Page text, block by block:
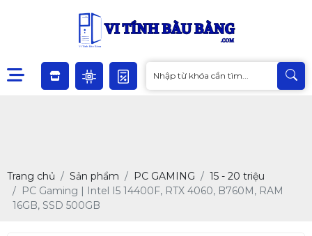
Trang chủ Sản phẩm PC GAMING
15 - 20 triệu
PC Gaming | Intel I5 14400F, RTX 4060, B760M, RAM
16GB, SSD 500GB